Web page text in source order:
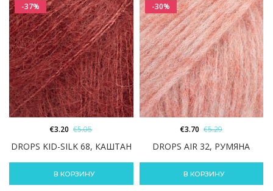
-37%
DROPS KID-SILK 68, КАШТАН
€3.20 €5.05
В КОРЗИНУ
-30%
DROPS AIR 32, РУМЯНА
€3.70 €5.29
В КОРЗИНУ